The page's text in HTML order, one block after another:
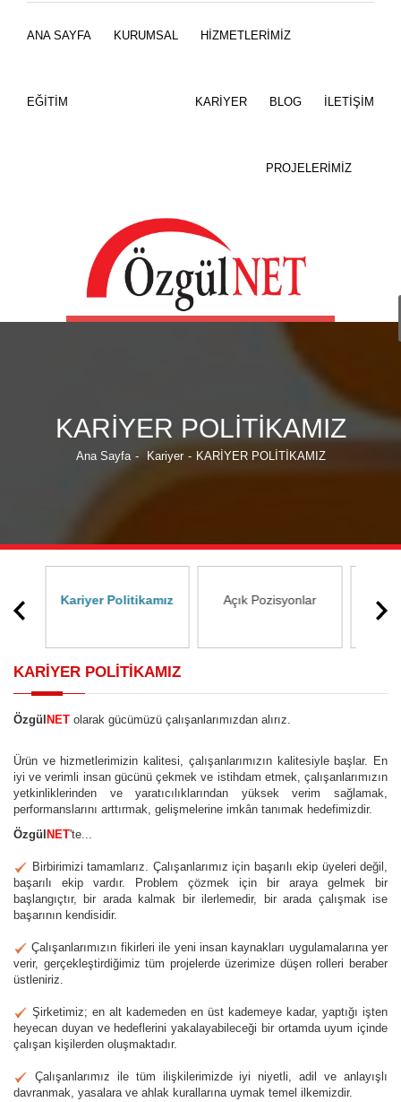
0532 614 31 32
ANA SAYFA KURUMSAL HİZMETLERİMİZ
EĞİTİM İLETİŞİM
BLOG
KARİYER
PROJELERİMİZ
KARİYER POLİTİKAMIZ
Ana Sayfa - Kariyer - KARİYER POLİTİKAMIZ
Kariyer Politikamız Açık Pozisyonlar
KARİYER POLİTİKAMIZ
Özgül NET olarak gücümüzü çalışanlarımızdan alırız.
Ürün ve hizmetlerimizin kalitesi, çalışanlarımızın kalitesiyle başlar. En
iyi ve verimli insan gücünü çekmek ve istihdam etmek, çalışanlarımızın
yetkinliklerinden ve yaratıcılıklarından yüksek verim sağlamak,
performanslarını arttırmak, gelişmelerine imkân tanımak hedefimizdir.
Özgül NET'te...
Birbirimizi tamamlarız. Çalışanlarımız için başarılı ekip üyeleri değil,
başarılı ekip vardır. Problem çözmek için bir araya gelmek bir
başlangıçtır, bir arada kalmak bir ilerlemedir, bir arada çalışmak ise
başarının kendisidir.
Çalışanlarımızın fikirleri ile yeni insan kaynakları uygulamalarına yer
verir, gerçekleştirdiğimiz tüm projelerde üzerimize düşen rolleri beraber
üstleniriz.
Şirketimiz; en alt kademeden en üst kademeye kadar, yaptığı işten
heyecan duyan ve hedeflerini yakalayabileceği bir ortamda uyum içinde
çalışan kişilerden oluşmaktadır.
Çalışanlarımız ile tüm ilişkilerimizde iyi niyetli, adil ve anlayışlı
davranmak, yasalara ve ahlak kurallarına uymak temel ilkemizdir.